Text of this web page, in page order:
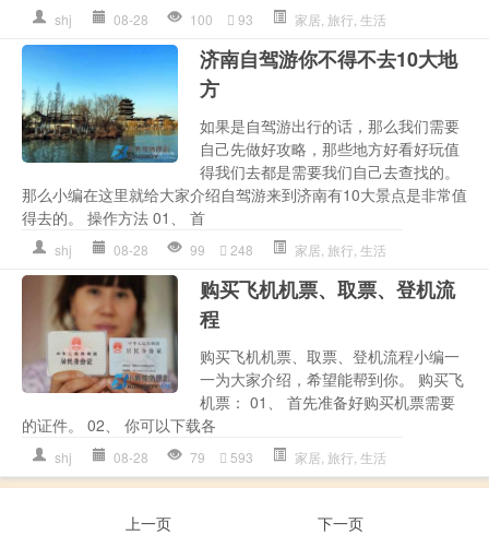
shj 08-28 100 93 家居, 旅行, 生活
济南自驾游你不得不去10大地
方
如果是自驾游出行的话，那么我们需要
自己先做好攻略，那些地方好看好玩值
得我们去都是需要我们自己去查找的。
那么小编在这里就给大家介绍自驾游来到济南有10大景点是非常值
得去的。 操作方法 01、 首
shj 08-28 99 248 家居, 旅行, 生活
购买飞机机票、取票、登机流
程
购买飞机机票、取票、登机流程小编一
一为大家介绍，希望能帮到你。 购买飞
机票： 01、 首先准备好购买机票需要
的证件。 02、 你可以下载各
shj 08-28 79 593 家居, 旅行, 生活
上一页 下一页